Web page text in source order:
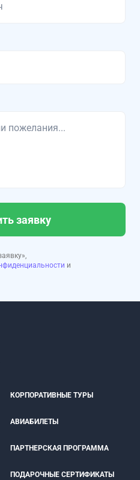
заявку
и
КОРПОРАТИВНЫЕ ТУРЫ
АВИАБИЛЕТЫ
ПАРТНЕРСКАЯ ПРОГРАММА
ПОДАРОЧНЫЕ СЕРТИФИКАТЫ